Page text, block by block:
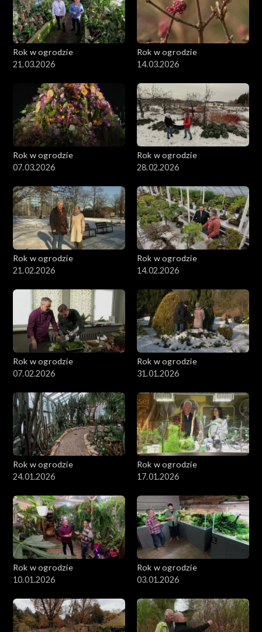
Rok w ogrodzie
21.03.2026
Rok w ogrodzie
14.03.2026
Rok w ogrodzie
07.03.2026
Rok w ogrodzie
28.02.2026
Rok w ogrodzie
21.02.2026
Rok w ogrodzie
14.02.2026
Rok w ogrodzie
07.02.2026
Rok w ogrodzie
31.01.2026
Rok w ogrodzie
24.01.2026
Rok w ogrodzie
17.01.2026
Rok w ogrodzie
10.01.2026
Rok w ogrodzie
03.01.2026